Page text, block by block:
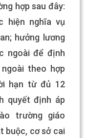
hợp sau đây:
hiện nghĩa vụ
hưởng lương
ngoài để định
theo hợp
hạn từ đủ 12
quyết định áp
trường giáo
buộc, cơ sở cai